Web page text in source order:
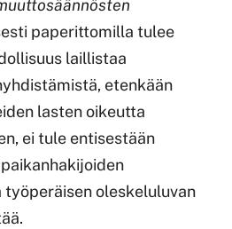
paperittomilla tulee
laillistaa
etenkään
lasten oikeutta
ei tule entisestään
työperäisen oleskeluluvan